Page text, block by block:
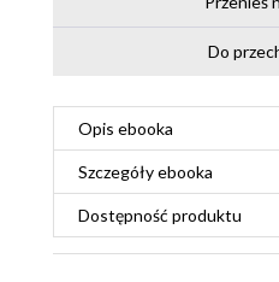
Do
Opis ebooka
Szczegółyebooka
Dostępność produktu